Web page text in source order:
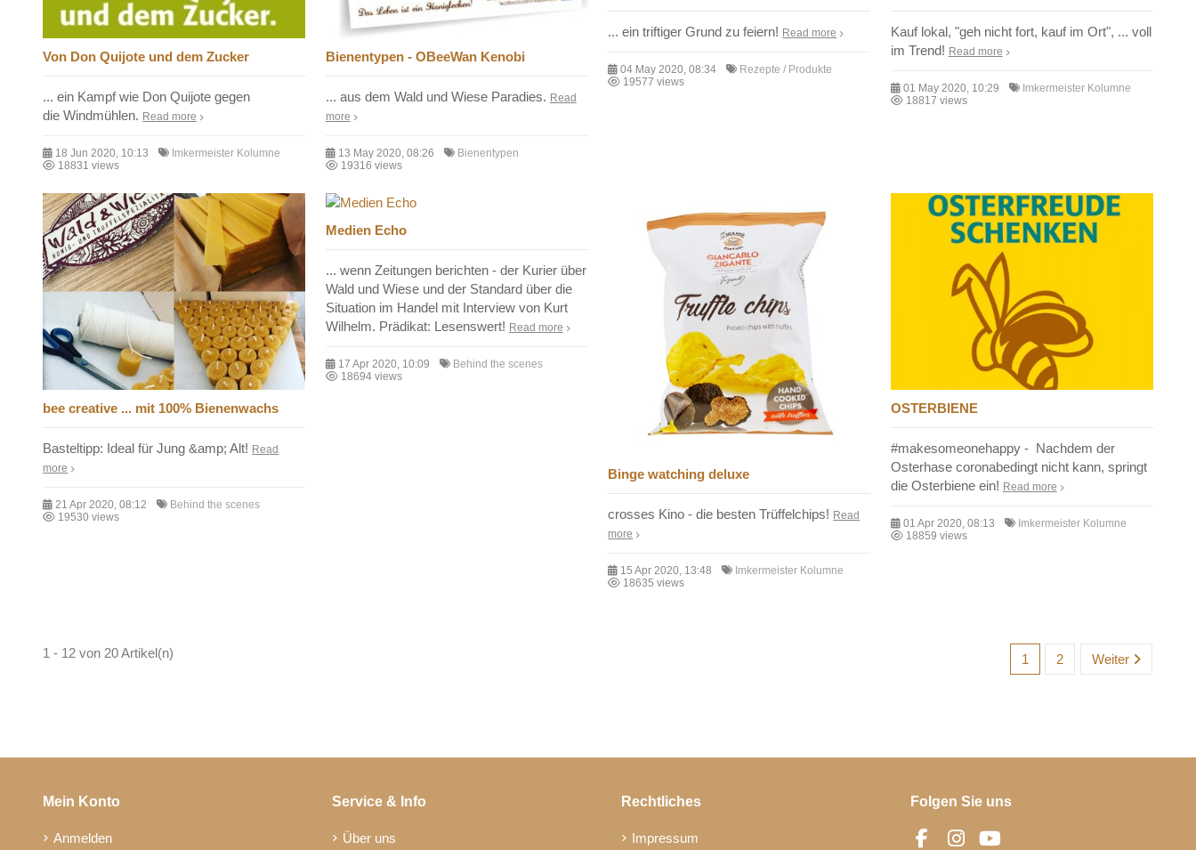
Von Don Quijote und dem Zucker
... ein Kampf wie Don Quijote gegen
die Windmühlen. Read more
18 Jun 2020, 10:13
Imkermeister Kolumne
18831 views
Bienentypen - OBeeWan Kenobi
... aus dem Wald und Wiese Paradies. Read
more
13 May 2020, 08:26
Bienentypen
19316 views
... ein triftiger Grund zu feiern! Read more
04 May 2020, 08:34
Rezepte / Produkte
19577 views
Kauf lokal, "geh nicht fort, kauf im Ort", ... voll
im Trend! Read more
01 May 2020, 10:29
Imkermeister Kolumne
18817 views
bee creative ... mit 100% Bienenwachs
Basteltipp: Ideal für Jung &amp; Alt! Read
more
21 Apr 2020, 08:12
Behind the scenes
19530 views
Medien Echo
... wenn Zeitungen berichten - der Kurier über
Wald und Wiese und der Standard über die
Situation im Handel mit Interview von Kurt
Wilhelm. Prädikat: Lesenswert! Read more
17 Apr 2020, 10:09
Behind the scenes
18694 views
Binge watching deluxe
crosses Kino - die besten Trüffelchips! Read
more
15 Apr 2020, 13:48
Imkermeister Kolumne
18635 views
OSTERBIENE
#makesomeonehappy - Nachdem der
Osterhase coronabedingt nicht kann, springt
die Osterbiene ein! Read more
01 Apr 2020, 08:13
Imkermeister Kolumne
18859 views
1 - 12 von 20 Artikel(n) 1 2 Weiter
Mein Konto
Anmelden
Service & Info
Über uns
Rechtliches
Impressum
Folgen Sie uns